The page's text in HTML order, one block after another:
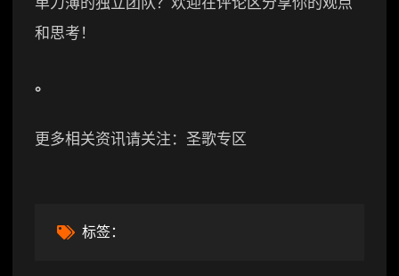
和思考！
。
更多相关资讯请关注：圣歌专区
标签：